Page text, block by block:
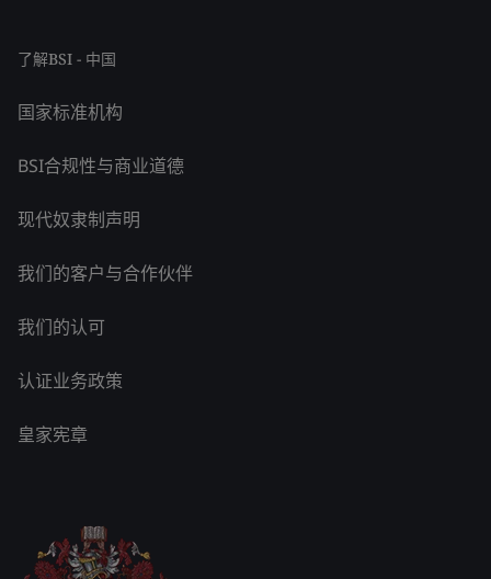
了解BSI - 中国
国家标准机构
BSI合规性与商业道德
现代奴隶制声明
我们的客户与合作伙伴
我们的认可
认证业务政策
皇家宪章